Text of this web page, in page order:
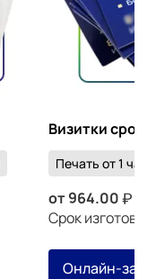
Визитки
Печать от 1 часа
от964.00
Срок
Онлайн-